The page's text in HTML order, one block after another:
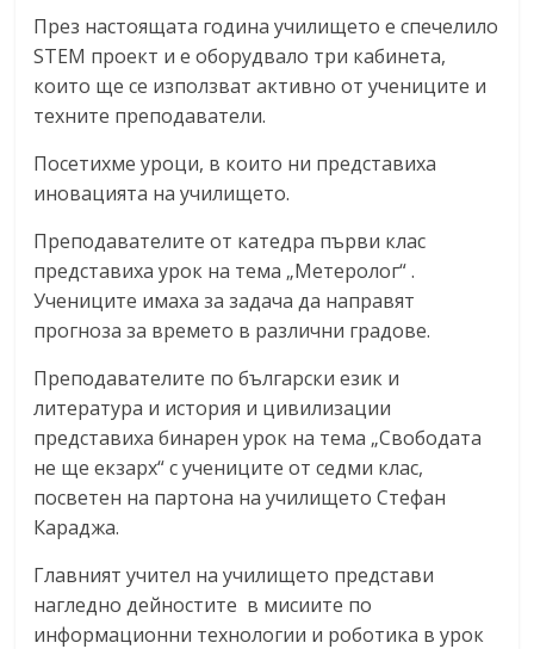
През настоящата година училището е спечелило
STEM проект и е оборудвало три кабинета,
които ще се използват активно от учениците и
техните преподаватели.
Посетихме уроци, в които ни представиха
иновацията на училището.
Преподавателите от катедра първи клас
представиха урок на тема „Метеролог“ .
Учениците имаха за задача да направят
прогноза за времето в различни градове.
Преподавателите по български език и
литература и история и цивилизации
представиха бинарен урок на тема „Свободата
не ще екзарх“ с учениците от седми клас,
посветен на партона на училището Стефан
Караджа.
Главният учител на училището представи
нагледно дейностите в мисиите по
информационни технологии и роботика в урок